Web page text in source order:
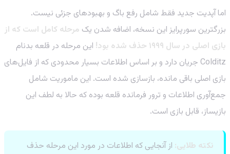
اما آپدیت جدید فقط شامل رفع باگ و بهبودهای جزئی نیست.
بزرگترین سورپرایز این نسخه، اضافه شدن یک مرحله کامل است که از
بازی اصلی در سال ۱۹۹۹ حذف شده بود!
این مرحله در قلعه بدنام
Colditz جریان دارد و بر اساس اطلاعات بسیار محدودی که از فایل‌های
بازی اصلی باقی مانده، بازسازی شده است. این ماموریت شامل
جمع‌آوری اطلاعات و ترور فرمانده قلعه بوده که حالا به لطف این
بازیساز، قابل بازی است.
نکته طلایی: از آنجایی که اطلاعات در مورد این مرحله حذف